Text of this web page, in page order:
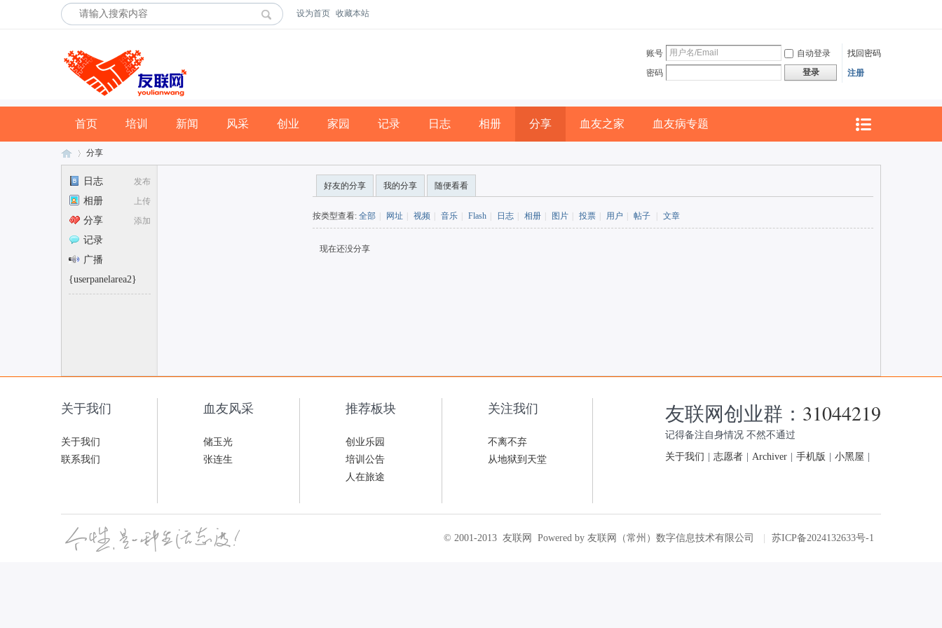
设为首页 收藏本站
账号 自动登录
找回密码
密码
登录 注册
首页 培训 新闻 风采 创业 家园 记录 日志 相册 分享 血友之家 血友病专题
分享
发布
日志
上传
相册
添加
分享
记录
广播
{userpanelarea2}
好友的分享 我的分享 随便看看
按类型查看: 全部 网址 视频 音乐 Flash 日志 相册 图片 投票 用户 帖子 文章
现在还没分享
关于我们
关于我们
联系我们
血友风采
储玉光
张连生
推荐板块
创业乐园
培训公告
人在旅途
关注我们
不离不弃
从地狱到天堂
友联网创业群： 31044219
记得备注自身情况 不然不通过
关于我们 志愿者 Archiver 手机版 小黑屋
© 2001-2013 友联网 Powered by 友联网（常州）数字信息技术有限公司 苏ICP备2024132633号-1